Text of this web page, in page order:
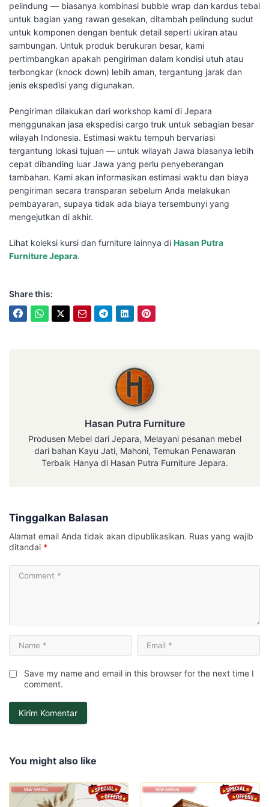
pelindung — biasanya kombinasi bubble wrap dan kardus tebal
untuk bagian yang rawan gesekan, ditambah pelindung sudut
untuk komponen dengan bentuk detail seperti ukiran atau
sambungan. Untuk produk berukuran besar, kami
pertimbangkan apakah pengiriman dalam kondisi utuh atau
terbongkar (knock down) lebih aman, tergantung jarak dan
jenis ekspedisi yang digunakan.
Pengiriman dilakukan dari workshop kami di Jepara
menggunakan jasa ekspedisi cargo truk untuk sebagian besar
wilayah Indonesia. Estimasi waktu tempuh bervariasi
tergantung lokasi tujuan — untuk wilayah Jawa biasanya lebih
cepat dibanding luar Jawa yang perlu penyeberangan
tambahan. Kami akan informasikan estimasi waktu dan biaya
pengiriman secara transparan sebelum Anda melakukan
pembayaran, supaya tidak ada biaya tersembunyi yang
mengejutkan di akhir.
Lihat koleksi kursi dan furniture lainnya di Hasan Putra
Furniture Jepara.
Share this:
Hasan Putra Furniture
Produsen Mebel dari Jepara, Melayani pesanan mebel
dari bahan Kayu Jati, Mahoni, Temukan Penawaran
Terbaik Hanya di Hasan Putra Furniture Jepara.
Tinggalkan Balasan
Alamat email Anda tidak akan dipublikasikan. Ruas yang wajib
ditandai *
Save my name and email in this browser for the next time I
comment.
You might also like